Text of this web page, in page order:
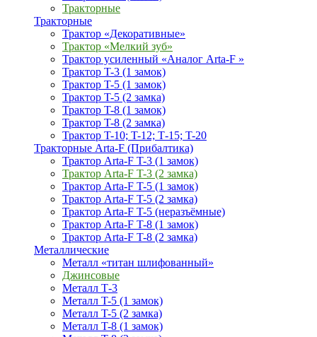
Тракторные
Тракторные
Трактор «Декоративные»
Трактор «Мелкий зуб»
Трактор усиленный «Аналог Arta-F »
Трактор T-3 (1 замок)
Трактор T-5 (1 замок)
Трактор T-5 (2 замка)
Трактор T-8 (1 замок)
Трактор T-8 (2 замка)
Трактор T-10; T-12; Т-15; T-20
Тракторные Arta-F (Прибалтика)
Трактор Arta-F T-3 (1 замок)
Трактор Arta-F T-3 (2 замка)
Трактор Arta-F T-5 (1 замок)
Трактор Arta-F T-5 (2 замка)
Трактор Arta-F T-5 (неразъёмные)
Трактор Arta-F T-8 (1 замок)
Трактор Arta-F T-8 (2 замка)
Металлические
Металл «титан шлифованный»
Джинсовые
Металл Т-3
Металл T-5 (1 замок)
Металл T-5 (2 замка)
Металл T-8 (1 замок)